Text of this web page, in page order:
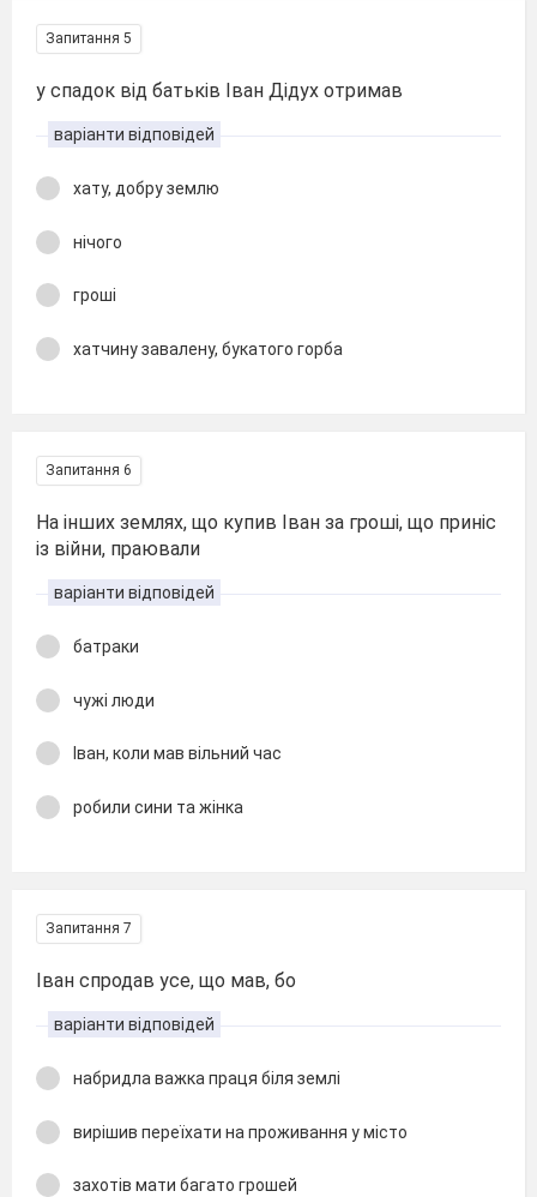
Запитання 5
у спадок від батьків Іван Дідух отримав
варіанти відповідей
хату, добру землю
нічого
гроші
хатчину завалену, букатого горба
Запитання 6
На інших землях, що купив Іван за гроші, що приніс
із війни, праювали
варіанти відповідей
батраки
чужі люди
Іван, коли мав вільний час
робили сини та жінка
Запитання 7
Іван спродав усе, що мав, бо
варіанти відповідей
набридла важка праця біля землі
вирішив переїхати на проживання у місто
захотів мати багато грошей